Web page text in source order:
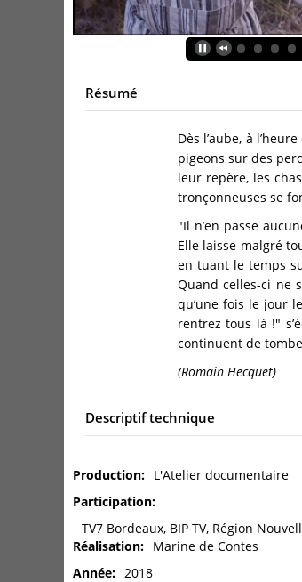
Résumé
Dès l’aube, à
pigeons sur des
leur repère, les
tronçonneuses se
"Il n’en passe
Elle laisse malgré
en tuant le temps
Quand celles-ci ne
qu’une fois le jour
rentrez tous là !"
continuent de
(Romain Hecquet)
Descriptif technique
Production
L'Atelier documentaire
Participation
TV7 Bordeaux, BIP TV, Région
Réalisation
Marine de Contes
Année
2018